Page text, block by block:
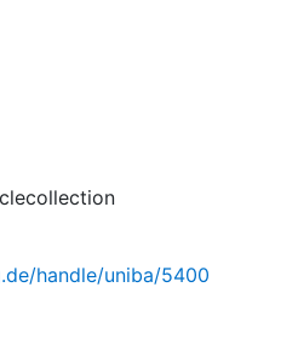
handle/uniba/5400